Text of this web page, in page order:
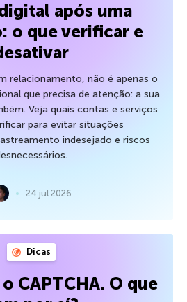
após uma
o que verificar e
relacionamento, não é apenas o
que precisa de atenção: a sua
Veja quais contas e serviços
para evitar situações
indesejado e riscos
24 jul 2026
Dicas
CAPTCHA. O que